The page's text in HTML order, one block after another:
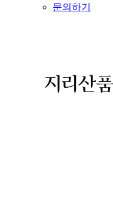
문의하기
지리산